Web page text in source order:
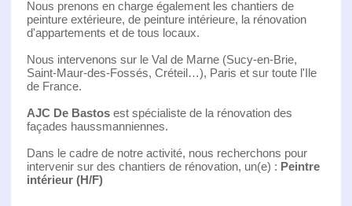
Nous prenons en charge également les chantiers de
peinture extérieure, de peinture intérieure, la rénovation
d'appartements et de tous locaux.
Nous intervenons sur le Val de Marne (Sucy-en-Brie,
Saint-Maur-des-Fossés, Créteil…), Paris et sur toute l'Ile
de France.
AJC De Bastosest spécialiste de la rénovation des
façades haussmanniennes.
Dans le cadre de notre activité, nous recherchons pour
intervenir sur des chantiers de rénovation, un(e) : Peintre
intérieur (H/F)